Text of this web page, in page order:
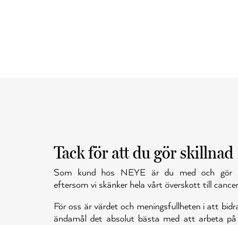
Tack för att du gör skillnad
Som kund hos NEYE är du med och gör
eftersom vi skänker hela vårt överskott till
För oss är värdet och meningsfullheten i att
ändamål det absolut bästa med att arbeta